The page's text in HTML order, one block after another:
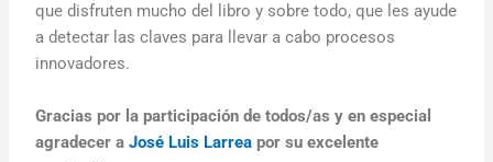
que disfruten mucho del libro y sobre todo, que les ayude
a detectar las claves para llevar a cabo procesos
innovadores.
Gracias por la participación de todos/as y en especial
agradecer aJosé Luis Larrea por su excelente